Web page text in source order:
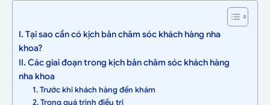
I. Tại sao cần có kịch bản chăm sóc khách hàng nha
khoa?
II. Các giai đoạn trong kịch bản chăm sóc khách hàng
nha khoa
1. Trước khi khách hàng đến khám
2. Trong quá trình điều trị